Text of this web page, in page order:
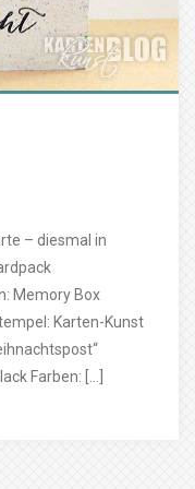
– diesmal in
Memory Box
Karten-Kunst
Farben: […]